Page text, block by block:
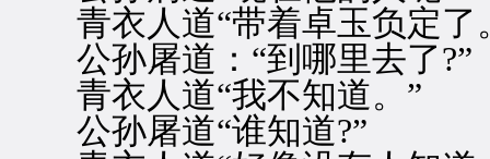
青衣人道“带着卓玉负定了
公孙屠道：“到哪里去了?”
青衣人道“我不知道。”
公孙屠道“谁知道?”